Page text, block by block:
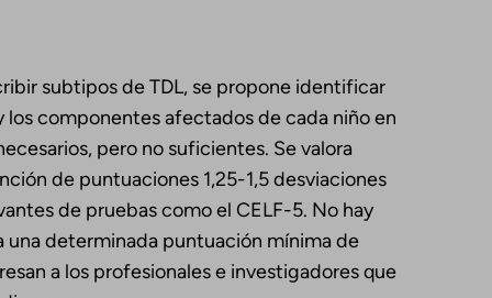
subtipos de TDL, se propone identificar
componentes afectados de cada niño en
pero no suficientes. Se valora
de puntuaciones 1,25-1,5 desviaciones
de pruebas como el CELF-5. No hay
una determinada puntuación mínima de
a los profesionales e investigadores que